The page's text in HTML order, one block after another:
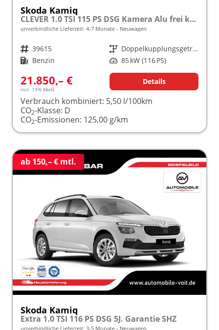
Skoda Kamiq
CLEVER 1.0 TSI 115 PS DSG Kamera Alu frei konfigurierbar!
unverbindliche Lieferzeit: 4-7 Monate Neuwagen
Fahrzeugnr. 39615 Getriebe
Doppelkupplungsgetriebe (DSG)
Kraftstoff Benzin Leistung 85 kW (116 PS)
21.850,– €
incl. 19% MwSt.
Details
Verbrauch kombiniert: 5,50 l/100km
CO2-Klasse: D
CO2-Emissionen: 125,00 g/km
ab 150,– € mtl.
Skoda Kamiq
Extra 1.0 TSI 116 PS DSG 5J. Garantie SHZ
unverbindliche Lieferzeit: 3-5 Monate Neuwagen